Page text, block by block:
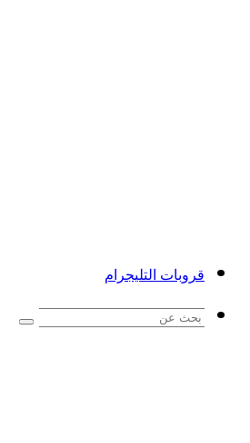
قروبات التليجرام
بحث